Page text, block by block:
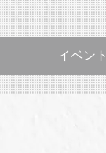
イベント